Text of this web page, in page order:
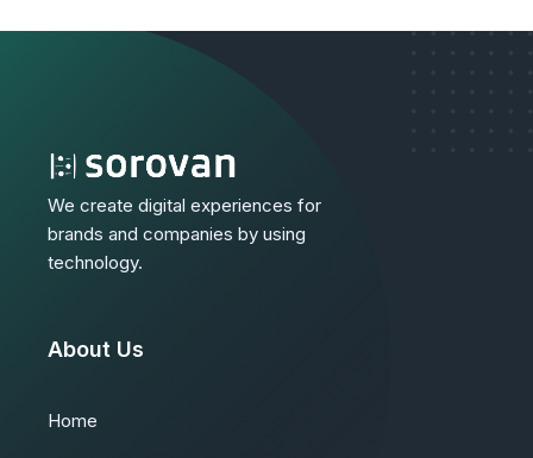
We create digital experiences for
brands and companies by using
technology.
About Us
Home